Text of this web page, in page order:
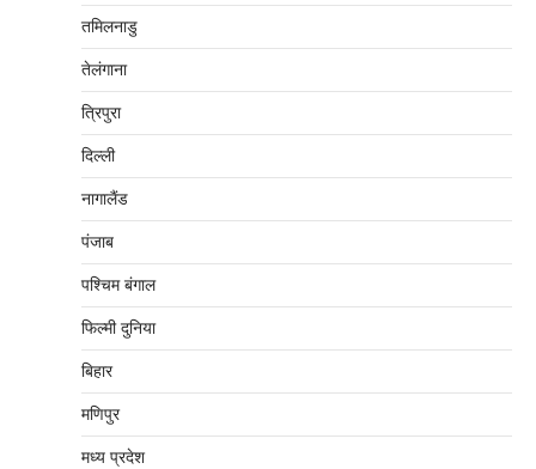
तमिलनाडु
तेलंगाना
त्रिपुरा
दिल्‍ली
नागालैंड
पंजाब
पश्चिम बंगाल
फिल्मी दुनिया
बिहार
मणिपुर
मध्‍य प्रदेश